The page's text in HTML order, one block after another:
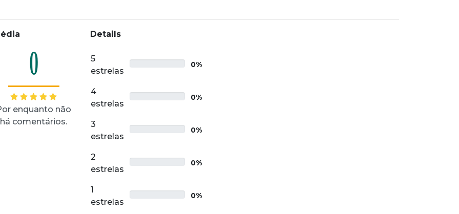
0
enquanto não
há comentários.
Details
5
estrelas
0%
4
estrelas
0%
3
estrelas
0%
2
estrelas
0%
1
estrelas
0%